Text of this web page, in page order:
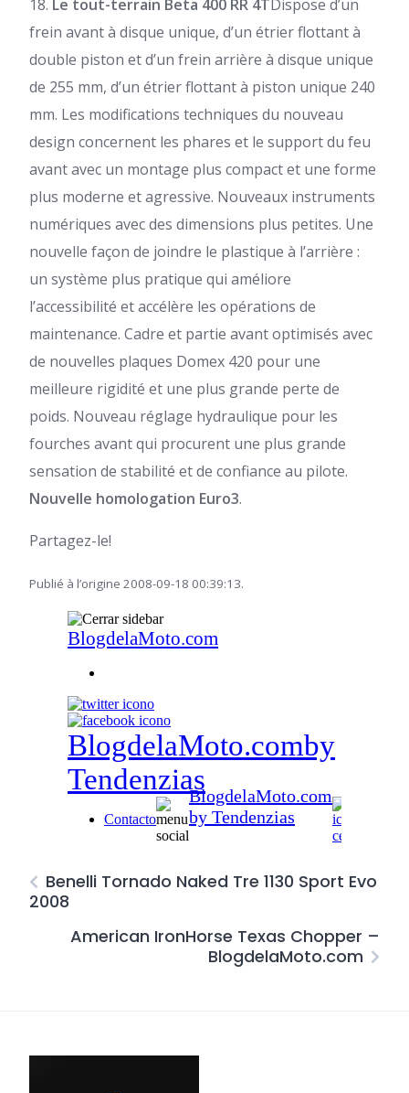
18. Le tout-terrain Beta 400 RR 4TDispose d’un
frein avant à disque unique, d’un étrier flottant à
double piston et d’un frein arrière à disque unique
de 255 mm, d’un étrier flottant à piston unique 240
mm. Les modifications techniques du nouveau
design concernent les phares et le support du feu
avant avec un montage plus compact et une forme
plus moderne et agressive. Nouveaux instruments
numériques avec des dimensions plus petites. Une
nouvelle façon de joindre le plastique à l’arrière :
un système plus pratique qui améliore
l’accessibilité et accélère les opérations de
maintenance. Cadre et partie avant optimisés avec
de nouvelles plaques Domex 420 pour une
meilleure rigidité et une plus grande perte de
poids. Nouveau réglage hydraulique pour les
fourches avant qui procurent une plus grande
sensation de stabilité et de confiance au pilote.
Nouvelle homologation Euro3.
Partagez-le!
Publié à l’origine 2008-09-18 00:39:13.
Benelli Tornado Naked Tre 1130 Sport Evo
2008
American IronHorse Texas Chopper –
BlogdelaMoto.com